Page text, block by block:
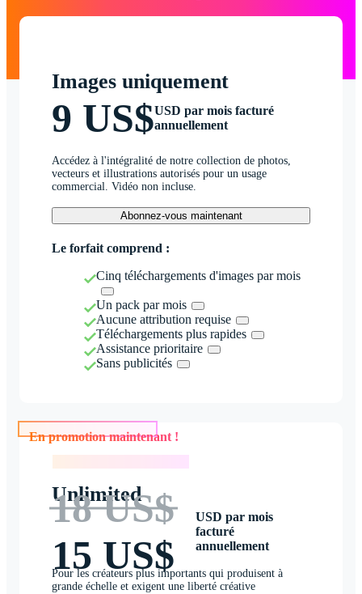
Images uniquement
9 US$USD par mois facturé
annuellement
Accédez à l'intégralité de notre collection de photos,
vecteurs et illustrations autorisés pour un usage
commercial. Vidéo non incluse.
Abonnez-vous maintenant
Le forfait comprend :
Cinq téléchargements d'images par mois
Un pack par mois
Aucune attribution requise
Téléchargements plus rapides
Assistance prioritaire
Sans publicités
En promotion maintenant !
Unlimited
18 US$
15 US$
USD par mois
facturé
annuellement
Pour les créateurs plus importants qui produisent à
grande échelle et exigent une liberté créative